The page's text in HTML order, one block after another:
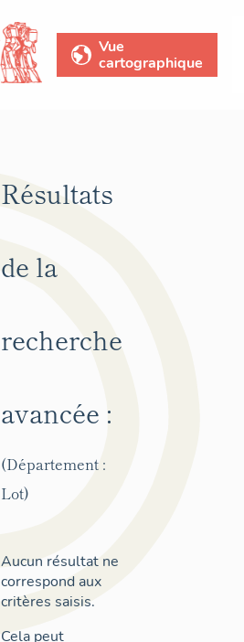
Vue
cartographique
Résultats
de la
recherche
avancée :
(Département :
Lot)
Aucun résultat ne
correspond aux
critères saisis.
Cela peut